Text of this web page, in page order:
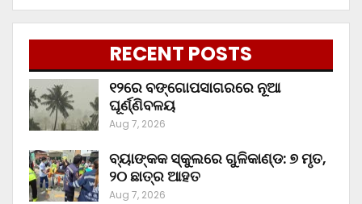
RECENT POSTS
୧୨ରେ ବଙ୍ଗୋପସାଗରରେ ନୂଆ
ଘୂର୍ଣ୍ଣିବଳୟ
Aug 7, 2026
ବ୍ୟାଙ୍କକ ସ୍କୁଲରେ ଗୁଳିକାଣ୍ଡ: ୭ ମୃତ,
୨୦ ଛାତ୍ର ଆହତ
Aug 7, 2026